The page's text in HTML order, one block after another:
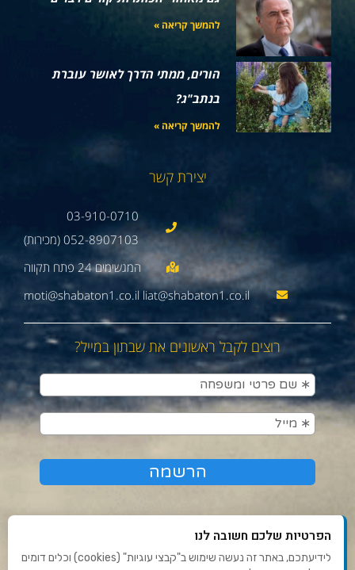
להמשך קריאה »
הורים, ממתי הדרך לאושר עוברת
בנתב"ג?
להמשך קריאה »
יצירת קשר
03-910-0710
052-8907103 (מכירות)
moti@shabaton1.co.il liat@shabaton1.co.il
רוצים לקבל ראשונים את שבתון במייל?
הפרטיות שלכם חשובה לנו
לידיעתכם, באתר זה נעשה שימוש ב"קבצי עוגיות" (cookies) וכלים דומים